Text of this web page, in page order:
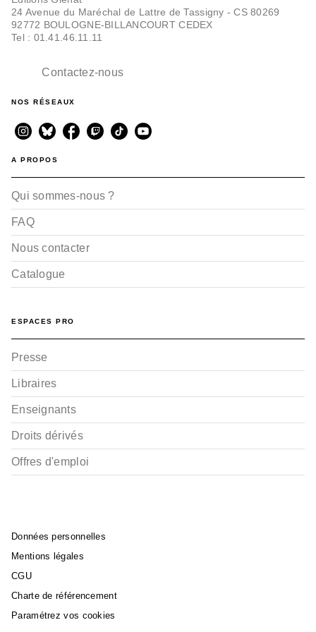
24 Avenue du Maréchal de Lattre de Tassigny - CS 80269
92772 BOULOGNE-BILLANCOURT CEDEX
Tel : 01.41.46.11.11
Contactez-nous
NOS RÉSEAUX
A PROPOS
Qui sommes-nous ?
FAQ
Nous contacter
Catalogue
ESPACES PRO
Presse
Libraires
Enseignants
Droits dérivés
Offres d'emploi
Données personnelles
Mentions légales
CGU
Charte de référencement
Paramétrez vos cookies